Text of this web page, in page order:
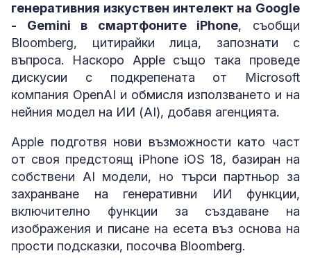
генеративния изкуствен интелект на Google
- Gemini в смартфоните iPhone, съобщи
Bloomberg, цитирайки лица, запознати с
въпроса. Наскоро Apple също така проведе
дискусии с подкрепената от Microsoft
компания OpenAI и обмисля използването и на
нейния модел на ИИ (AI), добавя агенцията.
Apple подготвя нови възможности като част
от своя предстоящ iPhone iOS 18, базиран на
собствени AI модели, но търси партньор за
захранване на генеративни ИИ функции,
включително функции за създаване на
изображения и писане на есета въз основа на
прости подсказки, посочва Bloomberg.